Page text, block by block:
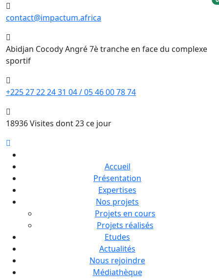
contact@impactum.africa
Abidjan Cocody Angré 7è tranche en face du complexe
sportif
+225 27 22 24 31 04 / 05 46 00 78 74
18936 Visites dont 23 ce jour
Accueil
Présentation
Expertises
Nos projets
Projets en cours
Projets réalisés
Etudes
Actualités
Nous rejoindre
Médiathèque